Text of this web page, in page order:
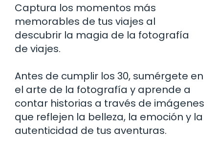
Captura los momentos más
memorables de tus viajes al
descubrir la magia de la fotografía
de viajes.
Antes de cumplir los 30, sumérgete en
el arte de la fotografía y aprende a
contar historias a través de imágenes
que reflejen la belleza, la emoción y la
autenticidad de tus aventuras.